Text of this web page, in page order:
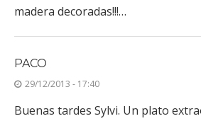
madera decoradas!!!…
PACO
29/12/2013 - 17:40
Buenas tardes Sylvi. Un plato